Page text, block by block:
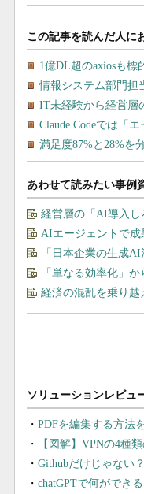
あわせて読みたい事例
経営層の「AI導入
AIエージェントで
「日本企業の生成
「単なる効率化」
経済の混乱を乗り越
PDFを編集する方法
【図解】VPNの4種
Githubだけじゃない
chatGPTで何ができ